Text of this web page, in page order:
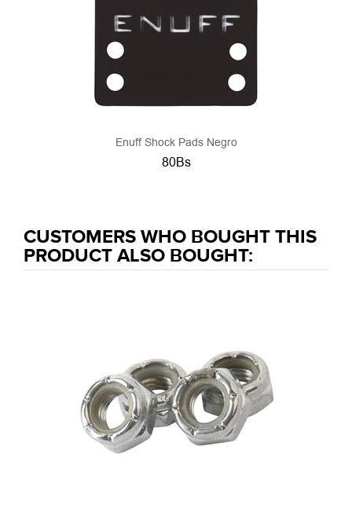
Enuff Shock Pads Negro
80Bs
CUSTOMERS WHO BOUGHT THIS
PRODUCT ALSO BOUGHT: